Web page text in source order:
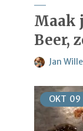
Maak
Beer,
Jan
OKT 09